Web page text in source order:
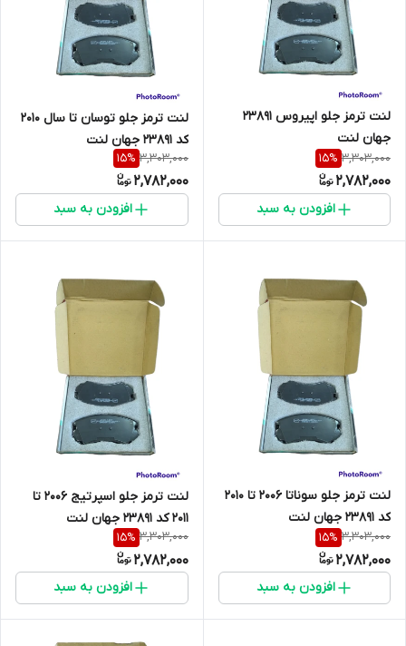
لنت ترمز جلو اپیروس 23891
جهان لنت
3,303,000
15%
2,782,000
افزودن به سبد
لنت ترمز جلو توسان تا سال 2010
کد 23891 جهان لنت
3,303,000
15%
2,782,000
افزودن به سبد
لنت ترمز جلو سوناتا 2006 تا 2010
کد 23891 جهان لنت
3,303,000
15%
2,782,000
افزودن به سبد
لنت ترمز جلو اسپرتیج 2006 تا
2011 کد 23891 جهان لنت
3,303,000
15%
2,782,000
افزودن به سبد